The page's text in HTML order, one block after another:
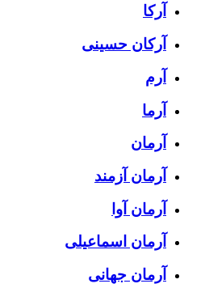
آرکا
آرکان حسینی
آرم
آرما
آرمان
آرمان آزمند
آرمان آوا
آرمان اسماعیلی
آرمان جهانی